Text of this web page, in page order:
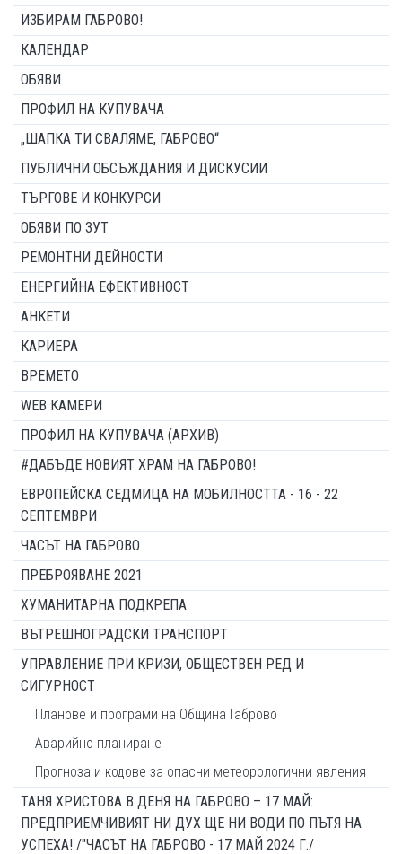
ИЗБИРАМ ГАБРОВО!
КАЛЕНДАР
ОБЯВИ
ПРОФИЛ НА КУПУВАЧА
„ШАПКА ТИ СВАЛЯМЕ, ГАБРОВО“
ПУБЛИЧНИ ОБСЪЖДАНИЯ И ДИСКУСИИ
ТЪРГОВЕ И КОНКУРСИ
ОБЯВИ ПО ЗУТ
РЕМОНТНИ ДЕЙНОСТИ
ЕНЕРГИЙНА ЕФЕКТИВНОСТ
АНКЕТИ
КАРИЕРА
ВРЕМЕТО
WEB КАМЕРИ
ПРОФИЛ НА КУПУВАЧА (АРХИВ)
#ДАБЪДЕ НОВИЯТ ХРАМ НА ГАБРОВО!
ЕВРОПЕЙСКА СЕДМИЦА НА МОБИЛНОСТТА - 16 - 22
СЕПТЕМВРИ
ЧАСЪТ НА ГАБРОВО
ПРЕБРОЯВАНЕ 2021
ХУМАНИТАРНА ПОДКРЕПА
ВЪТРЕШНОГРАДСКИ ТРАНСПОРТ
УПРАВЛЕНИЕ ПРИ КРИЗИ, ОБЩЕСТВЕН РЕД И
СИГУРНОСТ
Планове и програми на Община Габрово
Аварийно планиране
Прогноза и кодове за опасни метеорологични явления
ТАНЯ ХРИСТОВА В ДЕНЯ НА ГАБРОВО – 17 МАЙ:
ПРЕДПРИЕМЧИВИЯТ НИ ДУХ ЩЕ НИ ВОДИ ПО ПЪТЯ НА
УСПЕХА! /"ЧАСЪТ НА ГАБРОВО - 17 МАЙ 2024 Г./